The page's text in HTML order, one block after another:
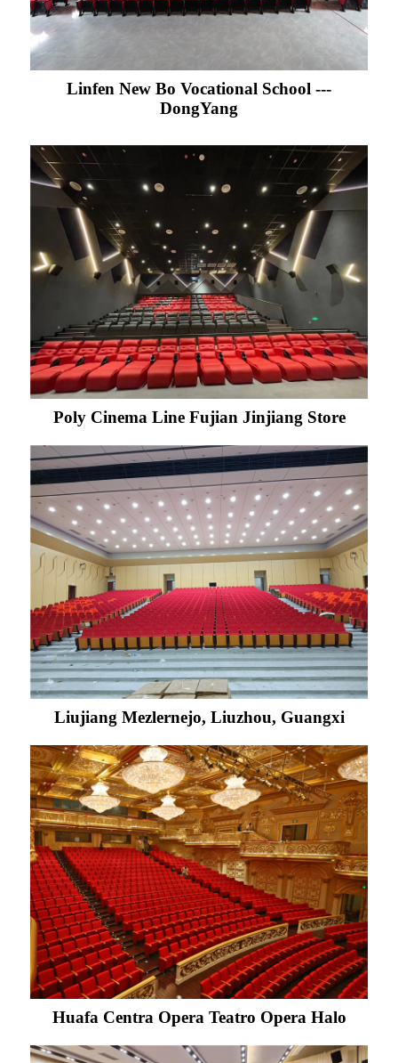
Linfen New Bo Vocational School ---
DongYang
Poly Cinema Line Fujian Jinjiang Store
Liujiang Mezlernejo, Liuzhou, Guangxi
Huafa Centra Opera Teatro Opera Halo